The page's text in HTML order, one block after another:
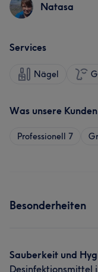
Natasa
Services
Nägel
Was unsere
Professionell 7
Besonderheiten
Sauberkeit und
Desinfektionsmittel